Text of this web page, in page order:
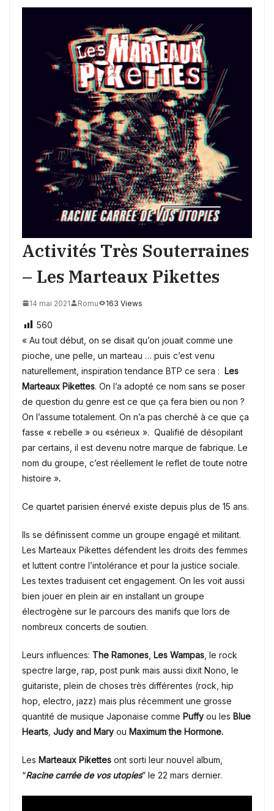
Activités Très Souterraines
– Les Marteaux Pikettes
14 mai 2021 Romu 163 Views
560
« Au tout début, on se disait qu’on jouait comme une
pioche, une pelle, un marteau … puis c’est venu
naturellement, inspiration tendance BTP ce sera : Les
Marteaux Pikettes. On l’a adopté ce nom sans se poser
de question du genre est ce que ça fera bien ou non ?
On l’assume totalement. On n’a pas cherché à ce que ça
fasse « rebelle » ou «sérieux ». Qualifié de désopilant
par certains, il est devenu notre marque de fabrique. Le
nom du groupe, c’est réellement le reflet de toute notre
histoire ».
Ce quartet parisien énervé existe depuis plus de 15 ans.
Ils se définissent comme un groupe engagé et militant.
Les Marteaux Pikettes défendent les droits des femmes
et luttent contre l’intolérance et pour la justice sociale.
Les textes traduisent cet engagement. On les voit aussi
bien jouer en plein air en installant un groupe
électrogène sur le parcours des manifs que lors de
nombreux concerts de soutien.
Leurs influences: The Ramones Les Wampas , le rock
spectre large, rap, post punk mais aussi dixit Nono, le
guitariste, plein de choses très différentes (rock, hip
hop, electro, jazz) mais plus récemment une grosse
quantité de musique Japonaise comme Puffy ou les Blue
Hearts, Judy and Mary ou Maximum the Hormone.
Les Marteaux Pikettes ont sorti leur nouvel album,
“Racine carrée de vos utopies” le 22 mars dernier.